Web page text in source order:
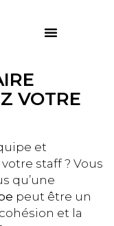
VOTRE
et
staff ? Vous
qu’une
peut être un
et la